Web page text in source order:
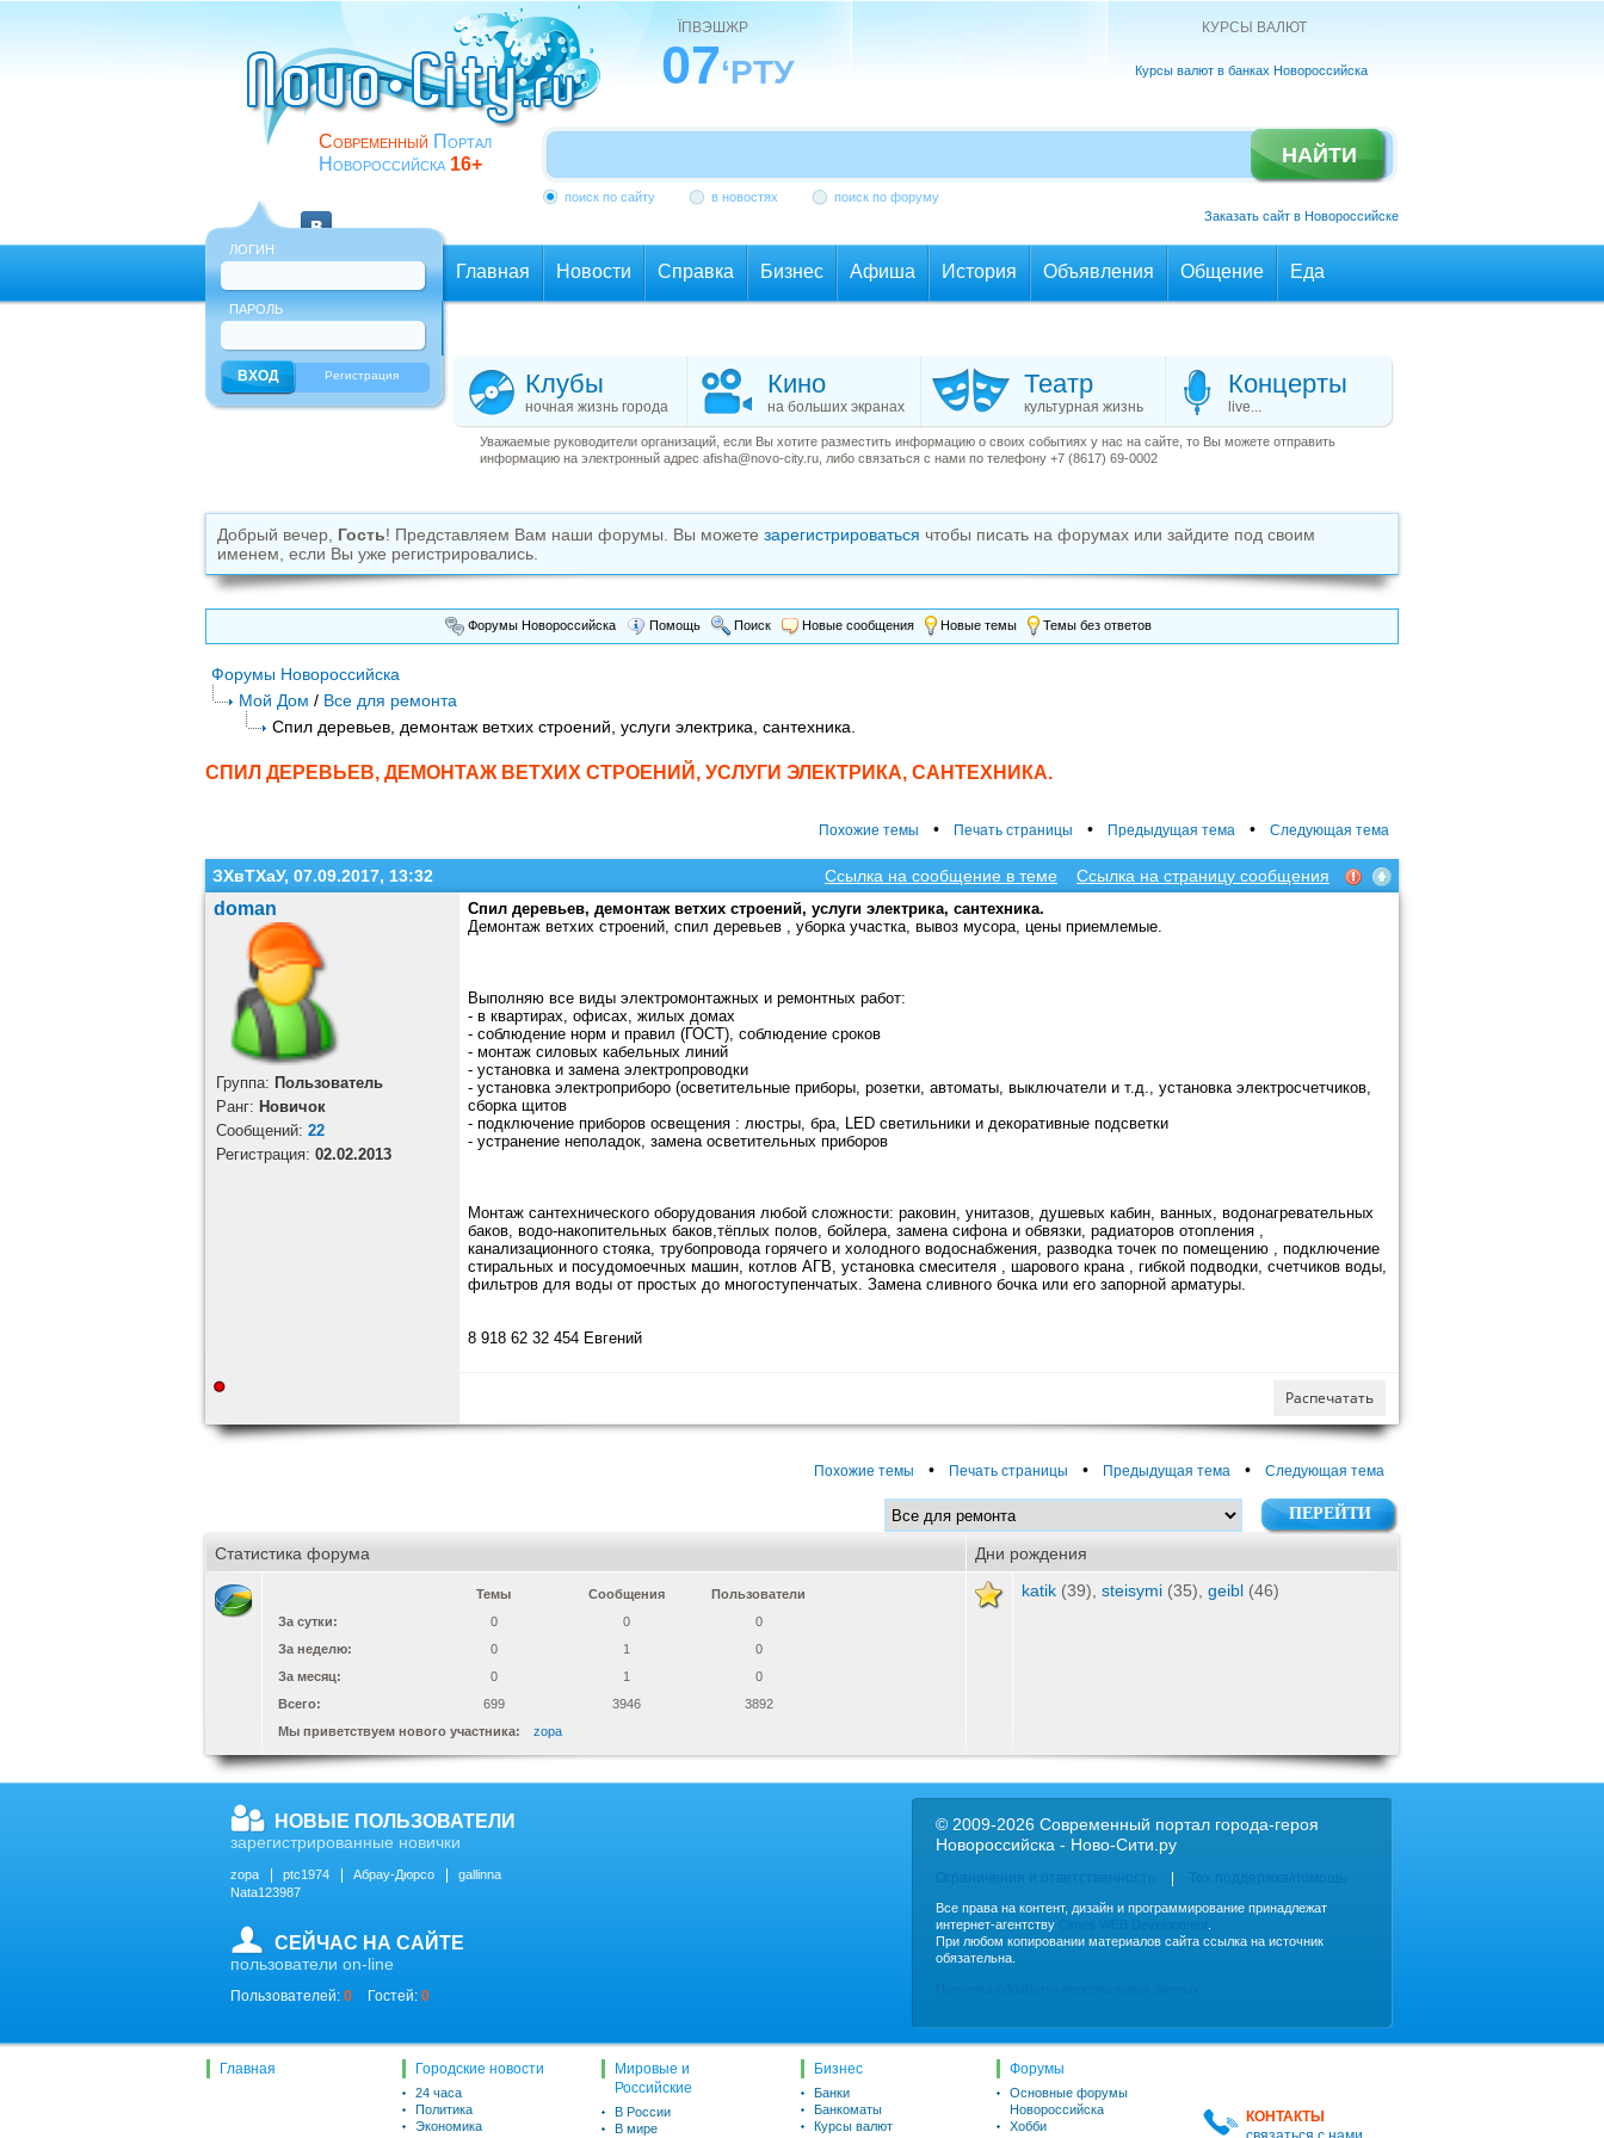
Современный Портал
Новороссийска 16+
ЇПВЭШЖР
07‘РТУ
КУРСЫ ВАЛЮТ
Курсы валют в банках Новороссийска
поиск по сайту в новостях
поиск по форуму
Заказать сайт в Новороссийске
ЛОГИН
ПАРОЛЬ
Регистрация
Главная Новости Справка Бизнес Афиша История Объявления Общение Еда
Клубы
ночная жизнь города
Кино
на больших экранах
Театр
культурная жизнь
Концерты
live...
Уважаемые руководители организаций, если Вы хотите разместить информацию о своих событиях у нас на сайте, то Вы можете отправить
информацию на электронный адрес afisha@novo-city.ru, либо связаться с нами по телефону +7 (8617) 69-0002
Добрый вечер, Гость! Представляем Вам наши форумы. Вы можете зарегистрироваться чтобы писать на форумах или зайдите под своим
именем, если Вы уже регистрировались.
Форумы Новороссийска Помощь Поиск Новые сообщения Новые темы Темы без ответов
Форумы Новороссийска
Мой Дом / Все для ремонта
Спил деревьев, демонтаж ветхих строений, услуги электрика, сантехника.
СПИЛ ДЕРЕВЬЕВ, ДЕМОНТАЖ ВЕТХИХ СТРОЕНИЙ, УСЛУГИ ЭЛЕКТРИКА, САНТЕХНИКА.
Похожие темы • Печать страницы • Предыдущая тема • Следующая тема
Ссылка на сообщение в теме Ссылка на страницу сообщения
ЗХвТХаУ, 07.09.2017, 13:32
doman
Группа: Пользователь
Ранг: Новичок
Cообщений: 22
Регистрация: 02.02.2013
Спил деревьев, демонтаж ветхих строений, услуги электрика, сантехника.
Демонтаж ветхих строений, спил деревьев , уборка участка, вывоз мусора, цены приемлемые.
Выполняю все виды электромонтажных и ремонтных работ:
- в квартирах, офисах, жилых домах
- соблюдение норм и правил (ГОСТ), соблюдение сроков
- монтаж силовых кабельных линий
- установка и замена электропроводки
- установка электроприборо (осветительные приборы, розетки, автоматы, выключатели и т.д., установка электросчетчиков,
сборка щитов
- подключение приборов освещения : люстры, бра, LED светильники и декоративные подсветки
- устранение неполадок, замена осветительных приборов
Монтаж cантехнического оборудования любой сложности: раковин, унитазов, душевых кабин, ванных, водонагревательных
баков, водо-накопительных баков,тёплых полов, бойлера, замена сифона и обвязки, радиаторов отопления ,
канализационного стояка, трубопровода горячего и холодного водоснабжения, разводка точек по помещению , подключение
стиральных и посудомоечных машин, котлов АГВ, установка смесителя , шарового крана , гибкой подводки, счетчиков воды,
фильтров для воды от простых до многоступенчатых. Замена сливного бочка или его запорной арматуры.
8 918 62 32 454 Евгений
Распечатать
Похожие темы • Печать страницы • Предыдущая тема • Следующая тема
Статистика форума Дни рождения
Темы Сообщения
Пользователи
За сутки:
0 0
0
За неделю:
0 1
0
За месяц:
0 1
0
Всего:
699 3946
3892
Мы приветствуем нового участника:
zopa
katik (39), steisymi (35), geibl (46)
© 2009-2026 Современный портал города-героя
Новороссийска - Ново-Сити.ру
Все права на контент, дизайн и программирование принадлежат
интернет-агентству
При любом копировании материалов сайта ссылка на источник
обязательна.
НОВЫЕ ПОЛЬЗОВАТЕЛИ
зарегистрированные новички
zopa ptc1974 Абрау-Дюрсо
gallinna
Nata123987
СЕЙЧАС НА САЙТЕ
пользователи on-line
Пользователей: 0 Гостей: 0
КОНТАКТЫ
Главная Городские новости
24 часа
Политика
Экономика
Мировые и
Российские
В России
В мире
Бизнес
Банки
Банкоматы
Курсы валют
Форумы
Основные форумы
Новороссийска
Хобби